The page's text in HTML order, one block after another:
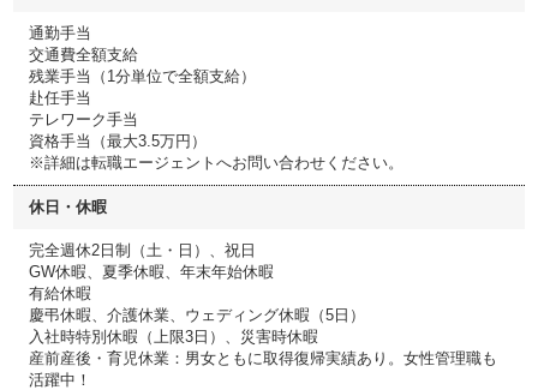
通勤手当
交通費全額支給
残業手当（1分単位で全額支給）
赴任手当
テレワーク手当
資格手当（最大3.5万円）
※詳細は転職エージェントへお問い合わせください。
休日・休暇
完全週休2日制（土・日）、祝日
GW休暇、夏季休暇、年末年始休暇
有給休暇
慶弔休暇、介護休業、ウェディング休暇（5日）
入社時特別休暇（上限3日）、災害時休暇
産前産後・育児休業：男女ともに取得復帰実績あり。女性管理職も
活躍中！